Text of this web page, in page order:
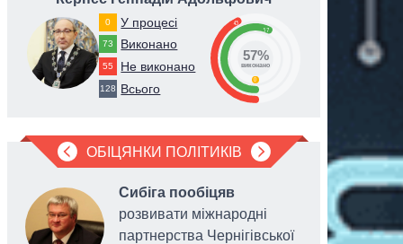
0 У процесі
73 Виконано
55 Не виконано
128 Всього
43
57
0
57%
виконано
ОБІЦЯНКИ ПОЛІТИКІВ
Сибіга пообіцяв
розвивати міжнародні
партнерства Чернігівської